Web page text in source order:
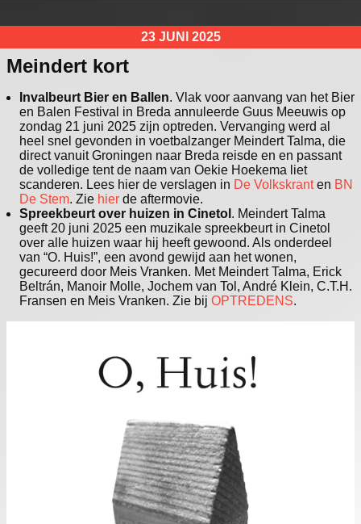
23 JUNI 2025
Meindert kort
Invalbeurt Bier en Ballen. Vlak voor aanvang van het Bier
en Balen Festival in Breda annuleerde Guus Meeuwis op
zondag 21 juni 2025 zijn optreden. Vervanging werd al
heel snel gevonden in voetbalzanger Meindert Talma, die
direct vanuit Groningen naar Breda reisde en en passant
de volledige tent de naam van Oekie Hoekema liet
scanderen. Lees hier de verslagen in De Volkskranten BN
De Stem. Zie hier de aftermovie.
Spreekbeurt over huizen in Cinetol . Meindert Talma
geeft 20 juni 2025 een muzikale spreekbeurt in Cinetol
over alle huizen waar hij heeft gewoond. Als onderdeel
van “O. Huis!”, een avond gewijd aan het wonen,
gecureerd door Meis Vranken. Met Meindert Talma, Erick
Beltrán, Manoir Molle, Jochem van Tol, André Klein, C.T.H.
Fransen en Meis Vranken. Zie bij OPTREDENS.